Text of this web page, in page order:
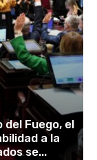
Fuego, el
a la
se...